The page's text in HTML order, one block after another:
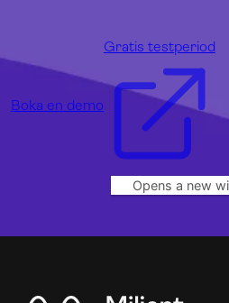
Boka en demo
Gratis testperiod
Opens a new